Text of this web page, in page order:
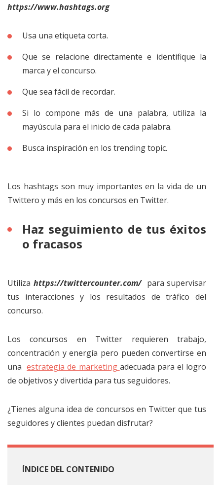
https://www.hashtags.org
Usa una etiqueta corta.
Que se relacione directamente e identifique la
marca y el concurso.
Que sea fácil de recordar.
Si lo compone más de una palabra, utiliza la
mayúscula para el inicio de cada palabra.
Busca inspiración en los trending topic.
Los hashtags son muy importantes en la vida de un
Twittero y más en los concursos en Twitter.
Haz seguimiento de tus éxitos
o fracasos
Utiliza https://twittercounter.com/para supervisar
tus interacciones y los resultados de tráfico del
concurso.
Los concursos en Twitter requieren trabajo,
concentración y energía pero pueden convertirse en
unaestrategia de marketing adecuada para el logro
de objetivos y divertida para tus seguidores.
¿Tienes alguna idea de concursos en Twitter que tus
seguidores y clientes puedan disfrutar?
ÍNDICE DEL CONTENIDO